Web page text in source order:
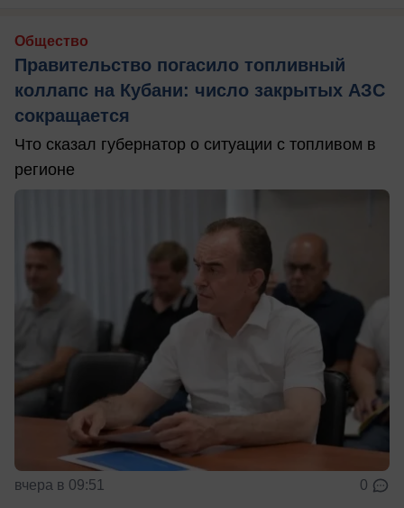
Общество
Правительство погасило топливный
коллапс на Кубани: число закрытых АЗС
сокращается
Что сказал губернатор о ситуации с топливом в
регионе
вчера в 09:51 0